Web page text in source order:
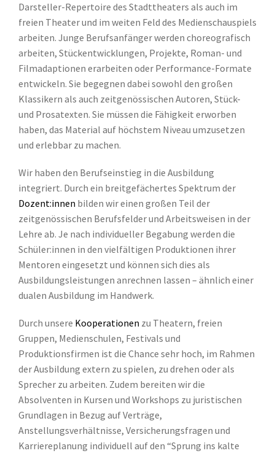
Darsteller-Repertoire des Stadttheaters als auch im
freien Theater und im weiten Feld des Medienschauspiels
arbeiten. Junge Berufsanfänger werden choreografisch
arbeiten, Stückentwicklungen, Projekte, Roman- und
Filmadaptionen erarbeiten oder Performance-Formate
entwickeln. Sie begegnen dabei sowohl den großen
Klassikern als auch zeitgenössischen Autoren, Stück-
und Prosatexten. Sie müssen die Fähigkeit erworben
haben, das Material auf höchstem Niveau umzusetzen
und erlebbar zu machen.
Wir haben den Berufseinstieg in die Ausbildung
integriert. Durch ein breitgefächertes Spektrum der
Dozent:innen bilden wir einen großen Teil der
zeitgenössischen Berufsfelder und Arbeitsweisen in der
Lehre ab. Je nach individueller Begabung werden die
Schüler:innen in den vielfältigen Produktionen ihrer
Mentoren eingesetzt und können sich dies als
Ausbildungsleistungen anrechnen lassen – ähnlich einer
dualen Ausbildung im Handwerk.
Durch unsere Kooperationen zu Theatern, freien
Gruppen, Medienschulen, Festivals und
Produktionsfirmen ist die Chance sehr hoch, im Rahmen
der Ausbildung extern zu spielen, zu drehen oder als
Sprecher zu arbeiten. Zudem bereiten wir die
Absolventen in Kursen und Workshops zu juristischen
Grundlagen in Bezug auf Verträge,
Anstellungsverhältnisse, Versicherungsfragen und
Karriereplanung individuell auf den “Sprung ins kalte